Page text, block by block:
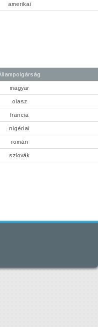
amerikai
magyar
olasz
francia
nigériai
román
szlovák